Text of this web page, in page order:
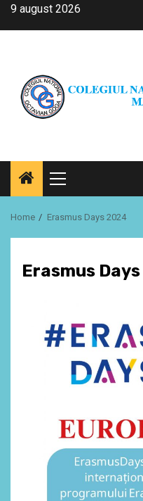
Skip9 august 2026
Primary
Menu
Home Erasmus Days 2024
Erasmus